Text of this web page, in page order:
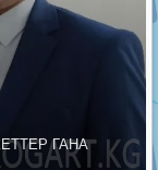
ГАНА